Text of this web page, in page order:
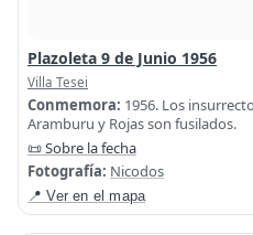
Plazoleta 9 de Junio 1956
Villa Tesei
Conmemora: 1956. Los
Aramburu y Rojas son fusilados.
📜 Sobre la fecha
Fotografía: Nicodos
📍 Ver en el mapa